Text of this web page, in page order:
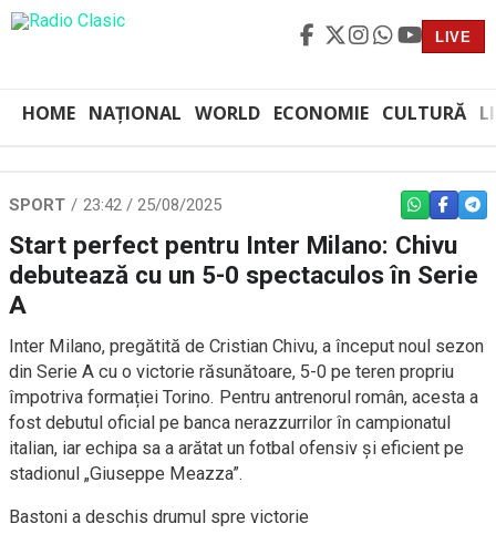
LIVE
HOME NAȚIONAL WORLD ECONOMIE CULTURĂ
SPORT 23:42 / 25/08/2025 WHATSAPP
Start perfect pentru Inter Milano: Chivu
debutează cu un 5-0 spectaculos în Serie
A
Inter Milano, pregătită de Cristian Chivu, a început noul sezon
din Serie A cu o victorie răsunătoare, 5-0 pe teren propriu
împotriva formației Torino. Pentru antrenorul român, acesta a
fost debutul oficial pe banca nerazzurrilor în campionatul
italian, iar echipa sa a arătat un fotbal ofensiv și eficient pe
stadionul „Giuseppe Meazza”.
Bastoni a deschis drumul spre victorie